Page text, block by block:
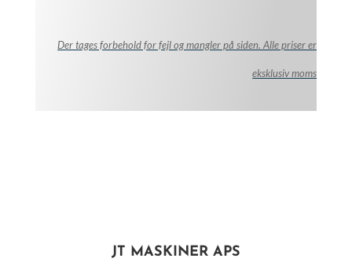
Der tages forbehold for fejl og mangler på siden. Alle priser er
eksklusiv moms
JT MASKINER APS